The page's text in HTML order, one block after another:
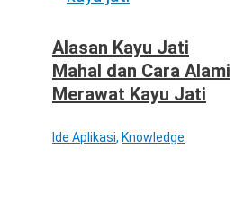
Alasan Kayu Jati
Mahal dan Cara Alami
Merawat Kayu Jati
Ide Aplikasi, Knowledge